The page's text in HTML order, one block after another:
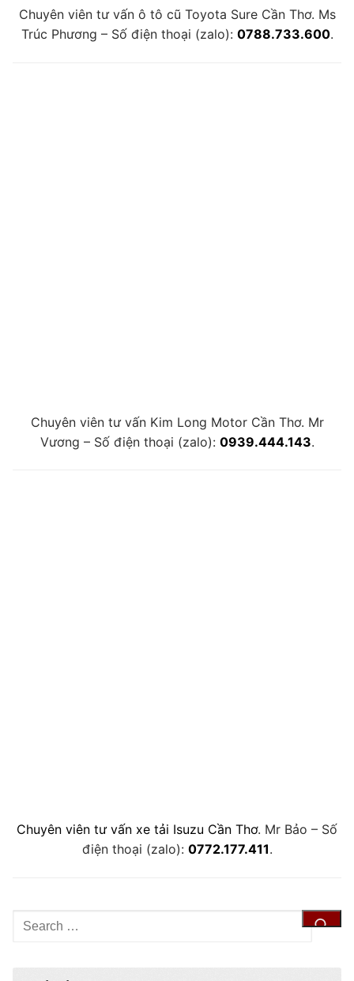
Chuyên viên tư vấn ô tô cũ Toyota Sure Cần Thơ. Ms
Trúc Phương – Số điện thoại (zalo): 0788.733.600.
Chuyên viên tư vấn Kim Long Motor Cần Thơ. Mr
Vương – Số điện thoại (zalo): 0939.444.143.
Chuyên viên tư vấn xe tải Isuzu Cần Thơ. Mr Bảo – Số
điện thoại (zalo): 0772.177.411.
Tìm
kiếm